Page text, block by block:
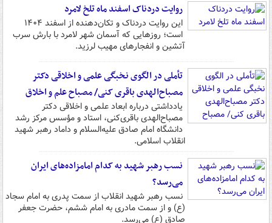
روایت دردناک اسفند ماه تلخ لامرد
این روایت دردناک و تکان‌دهنده از اسفند ۱۴۰۴
است؛ روزهایی که آسمان شهر لامرد با بارش سرب
آتشین و انفجارهای مهیب لرزید.
تأملی در الگوی نخبگی علمی و اخلاقی دکتر
مصباح‌الهدی باقری کنی/ مصباح علم و اخلاق
یادداشتی درباره ابعاد علمی و اخلاقی دکتر
مصباح‌الهدی باقری‌کنی، استاد و مؤسس مرکز رشد
دانشگاه امام صادق علیه‌السلام و داماد رهبر شهید
انقلاب اسلامی.
نسب رهبر شهید به کدام امامزاده‌های ایران
می‌رسد؟
نسب رهبر شهید انقلاب از سمت پدری به امام سجاد
(ع) و از سمت مادری به امام ششم، حضرت جعفر
صادق (ع) می‌رسد.